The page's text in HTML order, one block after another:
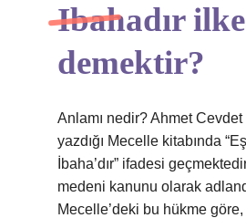
Ibahadır
demektir?
Anlamı nedir? Ahmet Cevdet
yazdığı Mecelle kitabında
İbaha’dır” ifadesi
medeni kanunu olarak
Mecelle’deki bu hükme